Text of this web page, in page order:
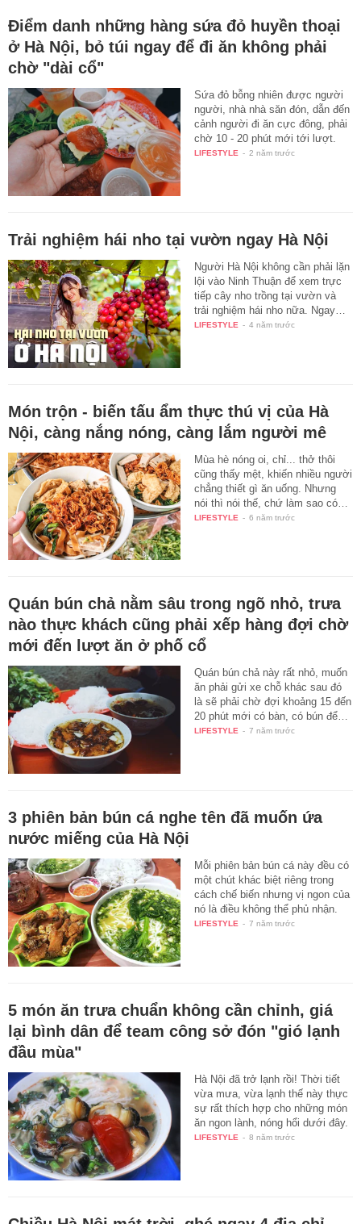
Điểm danh những hàng sứa đỏ huyền thoại
ở Hà Nội, bỏ túi ngay để đi ăn không phải
chờ "dài cổ"
Sứa đỏ bỗng nhiên được người
người, nhà nhà săn đón, dẫn đến
cảnh người đi ăn cực đông, phải
chờ 10 - 20 phút mới tới lượt.
LIFESTYLE - 2 năm trước
Trải nghiệm hái nho tại vườn ngay Hà Nội
Người Hà Nội không cần phải lặn
lội vào Ninh Thuận để xem trực
tiếp cây nho trồng tại vườn và
trải nghiệm hái nho nữa. Ngay…
LIFESTYLE - 4 năm trước
Món trộn - biến tấu ẩm thực thú vị của Hà
Nội, càng nắng nóng, càng lắm người mê
Mùa hè nóng oi, chỉ... thở thôi
cũng thấy mệt, khiến nhiều người
chẳng thiết gì ăn uống. Nhưng
nói thì nói thế, chứ làm sao có…
LIFESTYLE - 6 năm trước
Quán bún chả nằm sâu trong ngõ nhỏ, trưa
nào thực khách cũng phải xếp hàng đợi chờ
mới đến lượt ăn ở phố cổ
Quán bún chả này rất nhỏ, muốn
ăn phải gửi xe chỗ khác sau đó
là sẽ phải chờ đợi khoảng 15 đến
20 phút mới có bàn, có bún để…
LIFESTYLE - 7 năm trước
3 phiên bản bún cá nghe tên đã muốn ứa
nước miếng của Hà Nội
Mỗi phiên bản bún cá này đều có
một chút khác biệt riêng trong
cách chế biến nhưng vị ngon của
nó là điều không thể phủ nhận.
LIFESTYLE - 7 năm trước
5 món ăn trưa chuẩn không cần chỉnh, giá
lại bình dân để team công sở đón "gió lạnh
đầu mùa"
Hà Nội đã trở lạnh rồi! Thời tiết
vừa mưa, vừa lạnh thế này thực
sự rất thích hợp cho những món
ăn ngon lành, nóng hổi dưới đây.
LIFESTYLE - 8 năm trước